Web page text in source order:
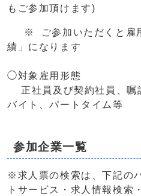
もご参加頂けます)
※ ご参加いただくと雇用
績」になります
◯対象雇用形態
正社員及び契約社員、嘱
バイト、パートタイム等
参加企業一覧
※求人票の検索は、下記の
トサービス・求人情報検索